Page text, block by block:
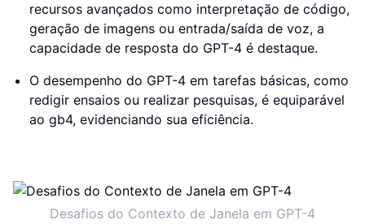
recursos avançados como interpretação de código,
geração de imagens ou entrada/saída de voz, a
capacidade de resposta do GPT-4 é destaque.
O desempenho do GPT-4 em tarefas básicas, como
redigir ensaios ou realizar pesquisas, é equiparável
ao gb4, evidenciando sua eficiência.
Desafios do Contexto de Janela em GPT-4